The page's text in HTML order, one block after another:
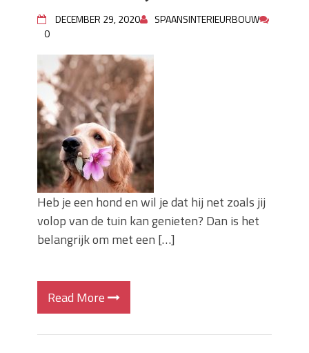
Zo blijft je oven loeiheet: de beste tips
voor een perfecte isolatie
Holland
De Kwaliteit van Houtpellets: Wat
Bepaalt of uw Kachel Optimaal
Presteert
Waarom technische eisen de basis
vormen voor functionele ruimtes
Nieuwe kozijnen als onderdeel van een
energierenovatie: wat de overgang
technisch vraagt
DECEMBER 29, 2020
SPAANSINTERIEURBOUW
0
Heb je een hond en wil je dat hij net zoals jij
volop van de tuin kan genieten? Dan is het
belangrijk om met een […]
Read More